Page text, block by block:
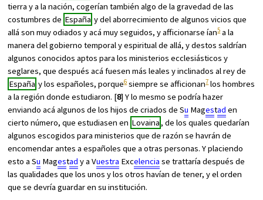
tierra y a la nación, cogerían también algo de la gravedad de las
costumbres de España y del aborrecimiento de algunos vicios que
allá son muy odiados y acá muy seguidos, y afficionarse ían5a la
manera del gobierno temporal y espiritual de allá, y destos saldrían
algunos conocidos aptos para los ministerios ecclesiásticos y
seglares, que después acá fuesen más leales y inclinados al rey de
España y los españoles, porque6siempre se afficionan7los hombres
a la región donde estudiaron. [8] Y lo mesmo se podría hazer
enviando acá algunos de los hijos de criados de Su Magestad en
cierto número, que estudiasen en Lovaina, de los quales quedarían
algunos escogidos para ministerios que de razón se havrán de
encomendar antes a españoles que a otras personas. Y placiendo
esto a Su Magestad y a Vuestra Excelencia se trattaría después de
las qualidades que los unos y los otros havían de tener, y el orden
que se devría guardar en su institución.